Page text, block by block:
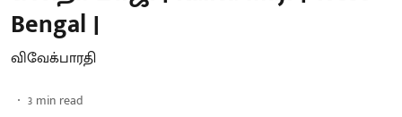
Bengal |
விவேக்பாரதி
3 min read